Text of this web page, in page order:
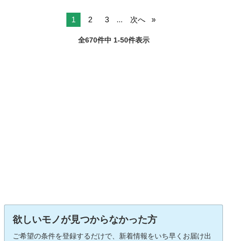
1 2 3 ... 次へ
全670件中 1-50件表示
欲しいモノが見つからなかった方
ご希望の条件を登録するだけで、新着情報をいち早くお届け出